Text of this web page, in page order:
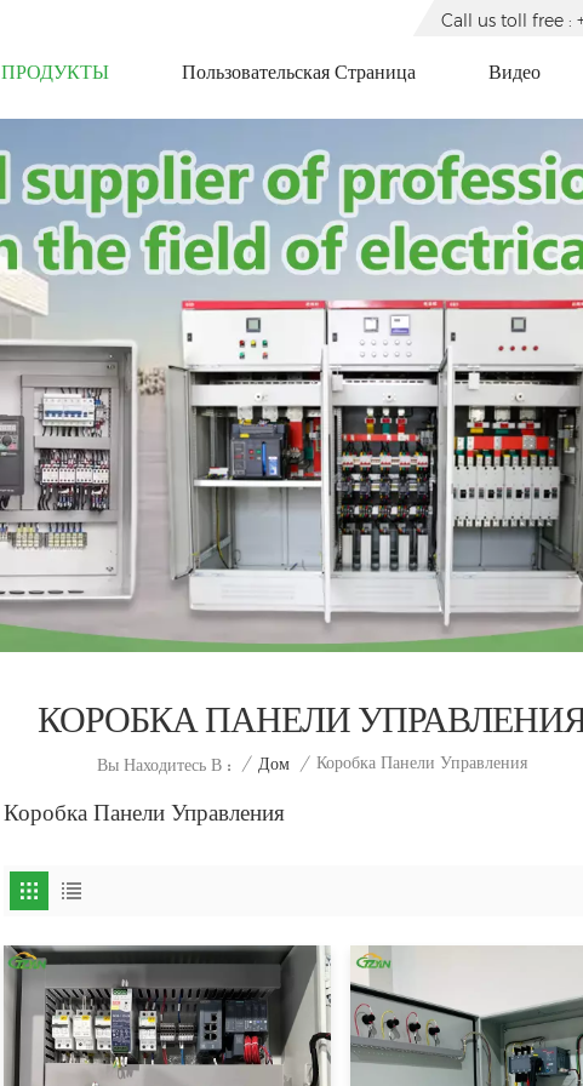
Call us toll free :
ПРОДУКТЫ Пользовательская Страница Видео
КОРОБКА ПАНЕЛИ
Вы Находитесь В : / Дом / Коробка Панели Управления
Коробка Панели Управления